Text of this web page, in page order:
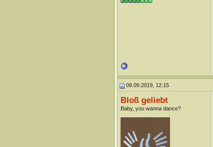
09.09.2019, 12:15
Bloß geliebt
Baby, you wanna dance?